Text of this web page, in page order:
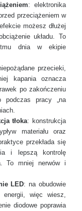
: elektronika
przeciążeniem w
możesz dłużej
układu. To
dnia w ekipie
przecieki,
kapania oznacza
po zakończeniu
podczas pracy „na
tłoka: konstrukcja
materiału oraz
przekłada się
i lepszą kontrolę
To mniej nerwów i
LED: na obudowie
więc wiesz,
diodowe poprawia